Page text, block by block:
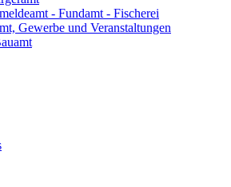
- Fundamt - Fischerei
Gewerbe und Veranstaltungen